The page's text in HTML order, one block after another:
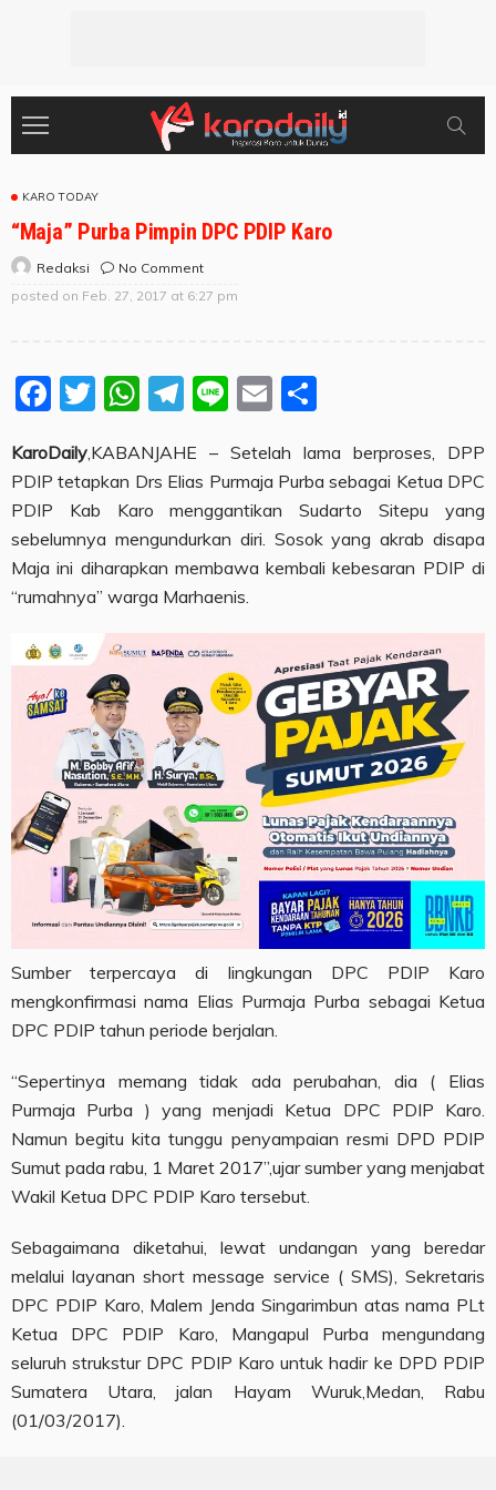
KARO TODAY
“Maja” Purba Pimpin DPC PDIP Karo
Redaksi
No Comment
posted on Feb. 27, 2017 at 6:27 pm
Facebook
Twitter
WhatsApp
Telegram
LineEmail
KaroDaily ,KABANJAHE – Setelah lama berproses, DPP
PDIP tetapkan Drs Elias Purmaja Purba sebagai Ketua DPC
PDIP Kab Karo menggantikan Sudarto Sitepu yang
sebelumnya mengundurkan diri. Sosok yang akrab disapa
Maja ini diharapkan membawa kembali kebesaran PDIP di
“rumahnya” warga Marhaenis.
Sumber terpercaya di lingkungan DPC PDIP Karo
mengkonfirmasi nama Elias Purmaja Purba sebagai Ketua
DPC PDIP tahun periode berjalan.
“Sepertinya memang tidak ada perubahan, dia ( Elias
Purmaja Purba ) yang menjadi Ketua DPC PDIP Karo.
Namun begitu kita tunggu penyampaian resmi DPD PDIP
Sumut pada rabu, 1 Maret 2017”,ujar sumber yang menjabat
Wakil Ketua DPC PDIP Karo tersebut.
Sebagaimana diketahui, lewat undangan yang beredar
melalui layanan short message service ( SMS), Sekretaris
DPC PDIP Karo, Malem Jenda Singarimbun atas nama PLt
Ketua DPC PDIP Karo, Mangapul Purba mengundang
seluruh strukstur DPC PDIP Karo untuk hadir ke DPD PDIP
Sumatera Utara, jalan Hayam Wuruk,Medan, Rabu
(01/03/2017).